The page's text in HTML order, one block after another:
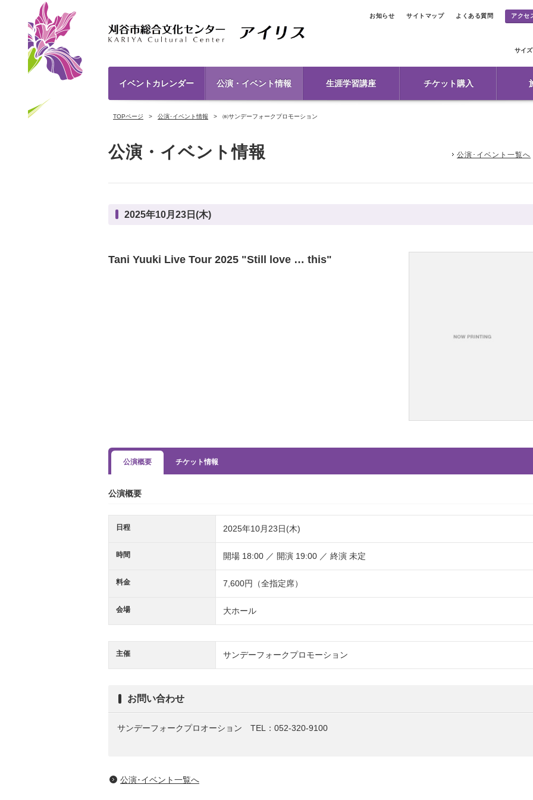
お知らせ サイトマップ よくある質問 アクセ
サイズ
イベントカレンダー 公演・イベント情報 生涯学習講座 チケット購入
TOPページ 公演･イベント情報 ㈱サンデーフォークプロモーション
公演・イベント情報 公演･イベント一覧へ
2025年10月23日(木)
Tani Yuuki Live Tour 2025 "Still love … this"
公演概要 チケット情報
公演概要
日程 2025年10月23日(木)
時間 開場 18:00 ／ 開演 19:00 ／ 終演 未定
料金 7,600円（全指定席）
会場 大ホール
主催 サンデーフォークプロモーション
お問い合わせ
サンデーフォークプロオーション TEL：052-320-9100
公演･イベント一覧へ